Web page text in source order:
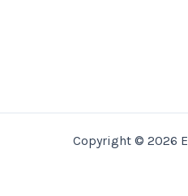
Copyright © 2026